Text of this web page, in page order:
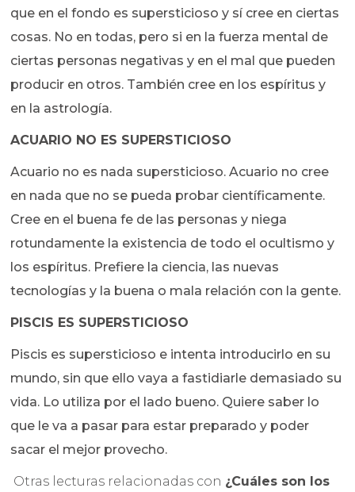
que en el fondo es supersticioso y sí cree en ciertas
cosas. No en todas, pero si en la fuerza mental de
ciertas personas negativas y en el mal que pueden
producir en otros. También cree en los espíritus y
en la astrología.
ACUARIO NO ES SUPERSTICIOSO
Acuario no es nada supersticioso. Acuario no cree
en nada que no se pueda probar científicamente.
Cree en el buena fe de las personas y niega
rotundamente la existencia de todo el ocultismo y
los espíritus. Prefiere la ciencia, las nuevas
tecnologías y la buena o mala relación con la gente.
PISCIS ES SUPERSTICIOSO
Piscis es supersticioso e intenta introducirlo en su
mundo, sin que ello vaya a fastidiarle demasiado su
vida. Lo utiliza por el lado bueno. Quiere saber lo
que le va a pasar para estar preparado y poder
sacar el mejor provecho.
Otras lecturas relacionadas con ¿Cuáles son los